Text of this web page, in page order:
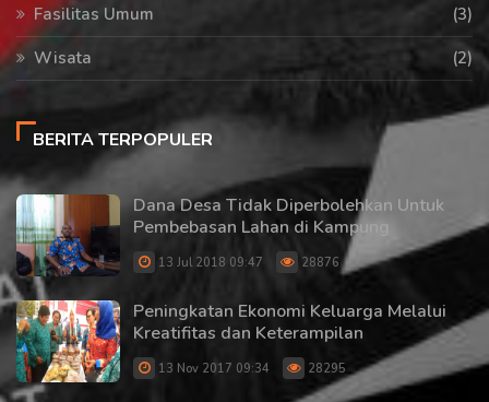
Fasilitas Umum
(3)
Wisata
(2)
BERITA TERPOPULER
Dana Desa Tidak Diperbolehkan Untuk
Pembebasan Lahan di Kampung
13 Jul 2018 09:47 28876
Peningkatan Ekonomi Keluarga Melalui
Kreatifitas dan Keterampilan
13 Nov 2017 09:34 28295